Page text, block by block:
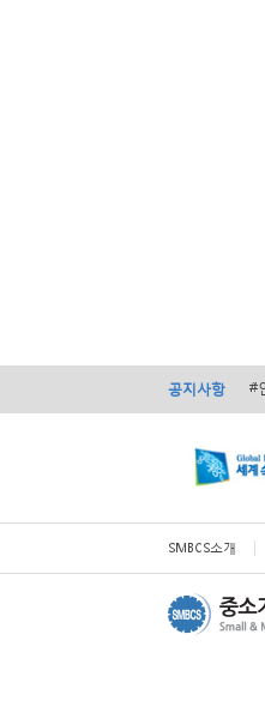
공지사항
#
#
#
SMBCS소개